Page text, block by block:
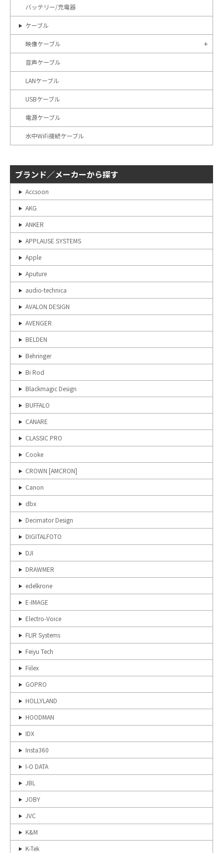
バッテリー/充電器
ケーブル
映像ケーブル
音声ケーブル
LANケーブル
USBケーブル
電源ケーブル
水中WiFi接続ケーブル
ブランド／メーカーから探す
Accsoon
AKG
ANKER
APPLAUSE SYSTEMS
Apple
Aputure
audio-technica
AVALON DESIGN
AVENGER
BELDEN
Behringer
Bi Rod
Blackmagic Design
BUFFALO
CANARE
CLASSIC PRO
Cooke
CROWN [AMCRON]
Canon
dbx
Decimator Design
DIGITALFOTO
DJI
DRAWMER
edelkrone
E-IMAGE
Electro-Voice
FLIR Systems
Feiyu Tech
Fiilex
GOPRO
HOLLYLAND
HOODMAN
IDX
Insta360
I-O DATA
JBL
JOBY
JVC
K&M
K-Tek